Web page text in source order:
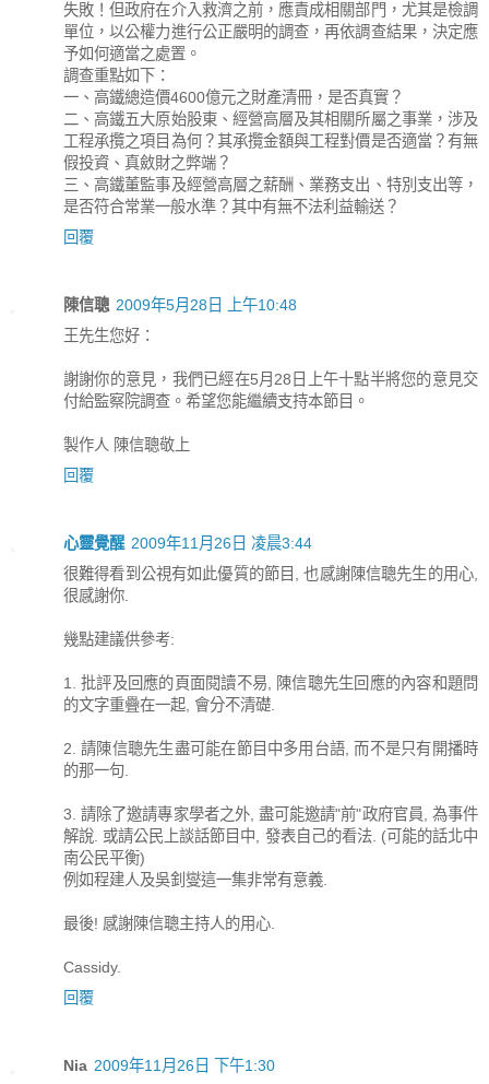
失敗！但政府在介入救濟之前，應責成相關部門，尤其是檢調
單位，以公權力進行公正嚴明的調查，再依調查結果，決定應
予如何適當之處置。
調查重點如下：
一、高鐵總造價4600億元之財產清冊，是否真實？
二、高鐵五大原始股東、經營高層及其相關所屬之事業，涉及
工程承攬之項目為何？其承攬金額與工程對價是否適當？有無
假投資、真斂財之弊端？
三、高鐵董監事及經營高層之薪酬、業務支出、特別支出等，
是否符合常業一般水準？其中有無不法利益輸送？
回覆
陳信聰 2009年5月28日 上午10:48
王先生您好：
謝謝你的意見，我們已經在5月28日上午十點半將您的意見交
付給監察院調查。希望您能繼續支持本節目。
製作人 陳信聰敬上
回覆
心靈覺醒 2009年11月26日 凌晨3:44
很難得看到公視有如此優質的節目, 也感謝陳信聰先生的用心,
很感謝你.
幾點建議供參考:
1. 批評及回應的頁面閱讀不易, 陳信聰先生回應的內容和題問
的文字重疊在一起, 會分不清礎.
2. 請陳信聰先生盡可能在節目中多用台語, 而不是只有開播時
的那一句.
3. 請除了邀請專家學者之外, 盡可能邀請"前"政府官員, 為事件
解說. 或請公民上談話節目中, 發表自己的看法. (可能的話北中
南公民平衡)
例如程建人及吳釗燮這一集非常有意義.
最後! 感謝陳信聰主持人的用心.
Cassidy.
回覆
Nia 2009年11月26日 下午1:30